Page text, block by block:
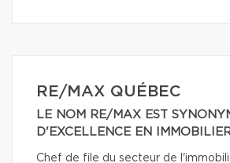
RE/MAX QUÉBEC
LE NOM RE/MAX EST
D'EXCELLENCE EN
Chef de file du secteur de